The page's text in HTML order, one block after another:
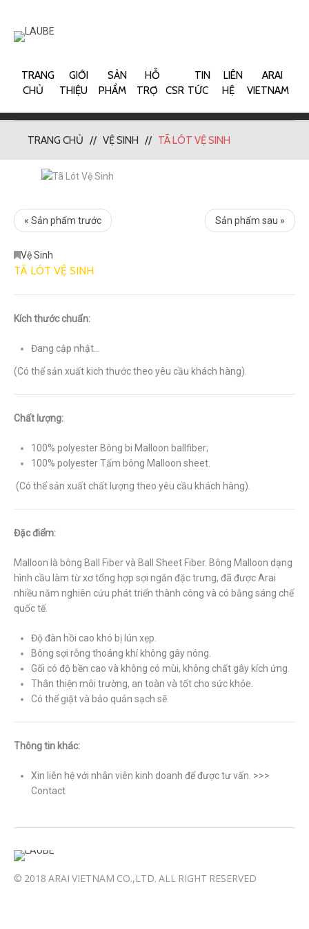
TRANG
CHỦ
GIỚI
THIỆU
SẢN
PHẨM
HỖ
TRỢ
CSR
TIN
TỨC
LIÊN
HỆ
ARAI
VIETNAM
TRANG CHỦ VỆ SINH TÃ LÓT VỆ SINH
« Sản phẩm trước Sản phẩm sau »
Vệ Sinh
TÃ LÓT VỆ SINH
Kích thước chuẩn:
Đang cập nhật…
(Có thể sản xuất kich thước theo yêu cầu khách hàng).
Chất lượng:
100% polyester Bông bi Malloon ballfiber;
100% polyester Tấm bông Malloon sheet.
(Có thể sản xuất chất lượng theo yêu cầu khách hàng).
Đặc điểm:
Malloon là bông Ball Fiber và Ball Sheet Fiber. Bông Malloon dạng
hình cầu làm từ xơ tổng hợp sợi ngắn đặc trưng, đã được Arai
nhiều năm nghiên cứu phát triển thành công và có bằng sáng chế
quốc tế.
Độ đàn hồi cao khó bị lún xẹp.
Bông sợi rỗng thoáng khí không gây nóng.
Gối có độ bền cao và không có mùi, không chất gây kích ứng.
Thân thiện môi trường, an toàn và tốt cho sức khỏe.
Có thể giặt và bảo quản sạch sẽ.
Thông tin khác:
Xin liên hệ với nhân viên kinh doanh để được tư vấn. >>>
Contact
© 2018 ARAI VIETNAM CO.,LTD. ALL RIGHT RESERVED